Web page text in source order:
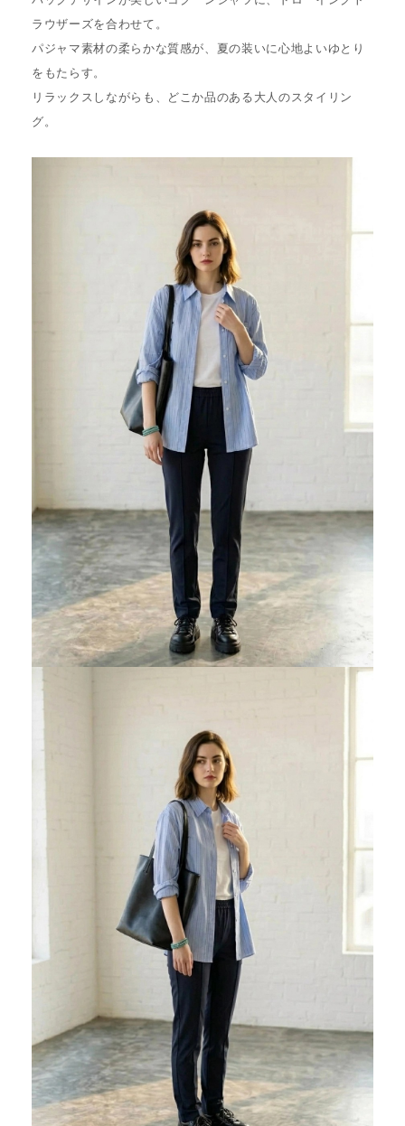
ラウザーズを合わせて。
パジャマ素材の柔らかな質感が、夏の装いに心地よいゆとり
をもたらす。
リラックスしながらも、どこか品のある大人のスタイリン
グ。